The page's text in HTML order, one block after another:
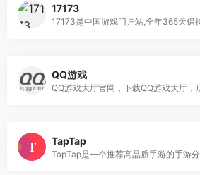
17173
QQ游戏
QQ游戏大厅官网，下载QQ游戏大厅，
TapTap